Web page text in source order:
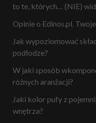
to te, których… (NIE)
Opinie o Edinos.pl.
Jak wypoziomować
podłodze?
W jaki sposób
różnych aranżacji?
Jaki kolor pufy z
wnętrza?